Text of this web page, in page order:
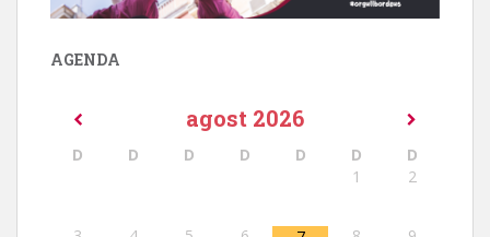
AGENDA
agost 2026
D D D D D D
D
1
2